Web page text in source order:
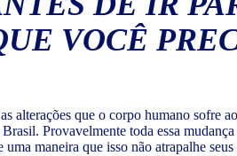
alterações que o corpo humano sofre
Provavelmente toda essa
maneira que isso não atrapalhe seus